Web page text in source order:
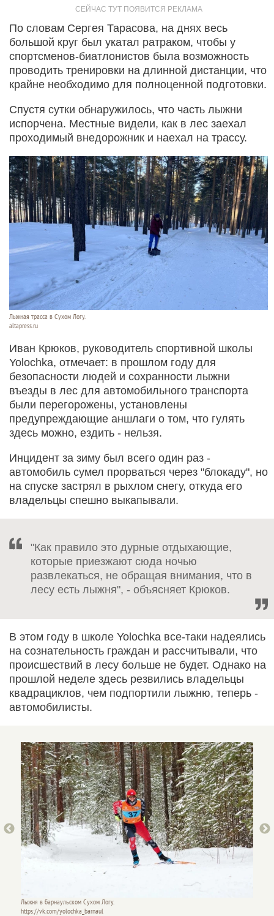
По словам Сергея Тарасова, на днях весь
большой круг был укатал ратраком, чтобы у
спортсменов-биатлонистов была возможность
проводить тренировки на длинной дистанции, что
крайне необходимо для полноценной подготовки.
Спустя сутки обнаружилось, что часть лыжни
испорчена. Местные видели, как в лес заехал
проходимый внедорожник и наехал на трассу.
Лыжная трасса в Сухом Логу.
altapress.ru
Иван Крюков, руководитель спортивной школы
Yolochka, отмечает: в прошлом году для
безопасности людей и сохранности лыжни
въезды в лес для автомобильного транспорта
были перегорожены, установлены
предупреждающие аншлаги о том, что гулять
здесь можно, ездить - нельзя.
Инцидент за зиму был всего один раз -
автомобиль сумел прорваться через "блокаду", но
на спуске застрял в рыхлом снегу, откуда его
владельцы спешно выкапывали.
"Как правило это дурные отдыхающие,
которые приезжают сюда ночью
развлекаться, не обращая внимания, что в
лесу есть лыжня", - объясняет Крюков.
В этом году в школе Yolоchka все-таки надеялись
на сознательность граждан и рассчитывали, что
происшествий в лесу больше не будет. Однако на
прошлой неделе здесь резвились владельцы
квадрациклов, чем подпортили лыжню, теперь -
автомобилисты.
Лыжня в барнаульском Сухом Логу.
https://vk.com/yolochka_barnaul